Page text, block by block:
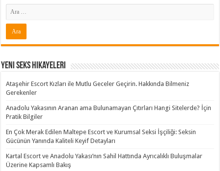
Yeni Seks Hikayeleri
Ataşehir Escort Kızları ile Mutlu Geceler Geçirin. Hakkında Bilmeniz
Gerekenler
Anadolu Yakasının Aranan ama Bulunamayan Çıtırları Hangi Sitelerde? İçin
Pratik Bilgiler
En Çok Merak Edilen Maltepe Escort ve Kurumsal Seksi İşçiliği: Seksin
Gücünün Yanında Kaliteli Keyif Detayları
Kartal Escort ve Anadolu Yakası’nın Sahil Hattında Ayrıcalıklı Buluşmalar
Üzerine Kapsamlı Bakış